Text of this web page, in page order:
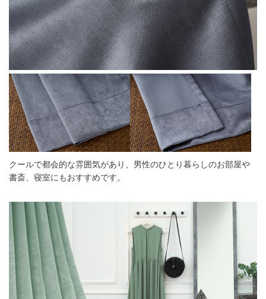
クールで都会的な雰囲気があり、男性のひとり暮らしのお部屋や
書斎、寝室にもおすすめです。